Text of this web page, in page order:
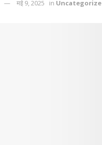
मई 9, 2025 in